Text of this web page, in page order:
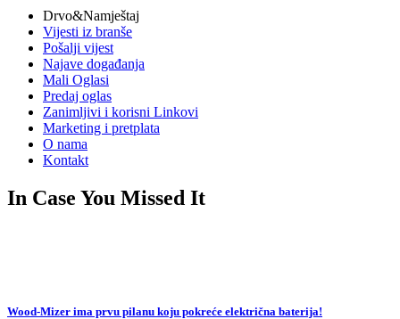
Drvo&Namještaj
Vijesti iz branše
Pošalji vijest
Najave događanja
Mali Oglasi
Predaj oglas
Zanimljivi i korisni Linkovi
Marketing i pretplata
O nama
Kontakt
In Case You Missed It
Wood-Mizer ima prvu pilanu koju pokreće električna baterija!